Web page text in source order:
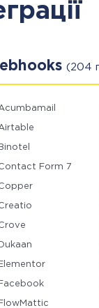
(204
Binotel
Form 7
Dukaan
Elementor
Facebook
FlowMattic